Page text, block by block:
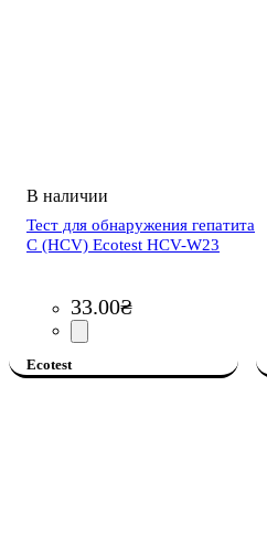
Тест для обнаружения гепатита
С (HCV) Ecotest HCV-W23
33.00₴
Ecotest